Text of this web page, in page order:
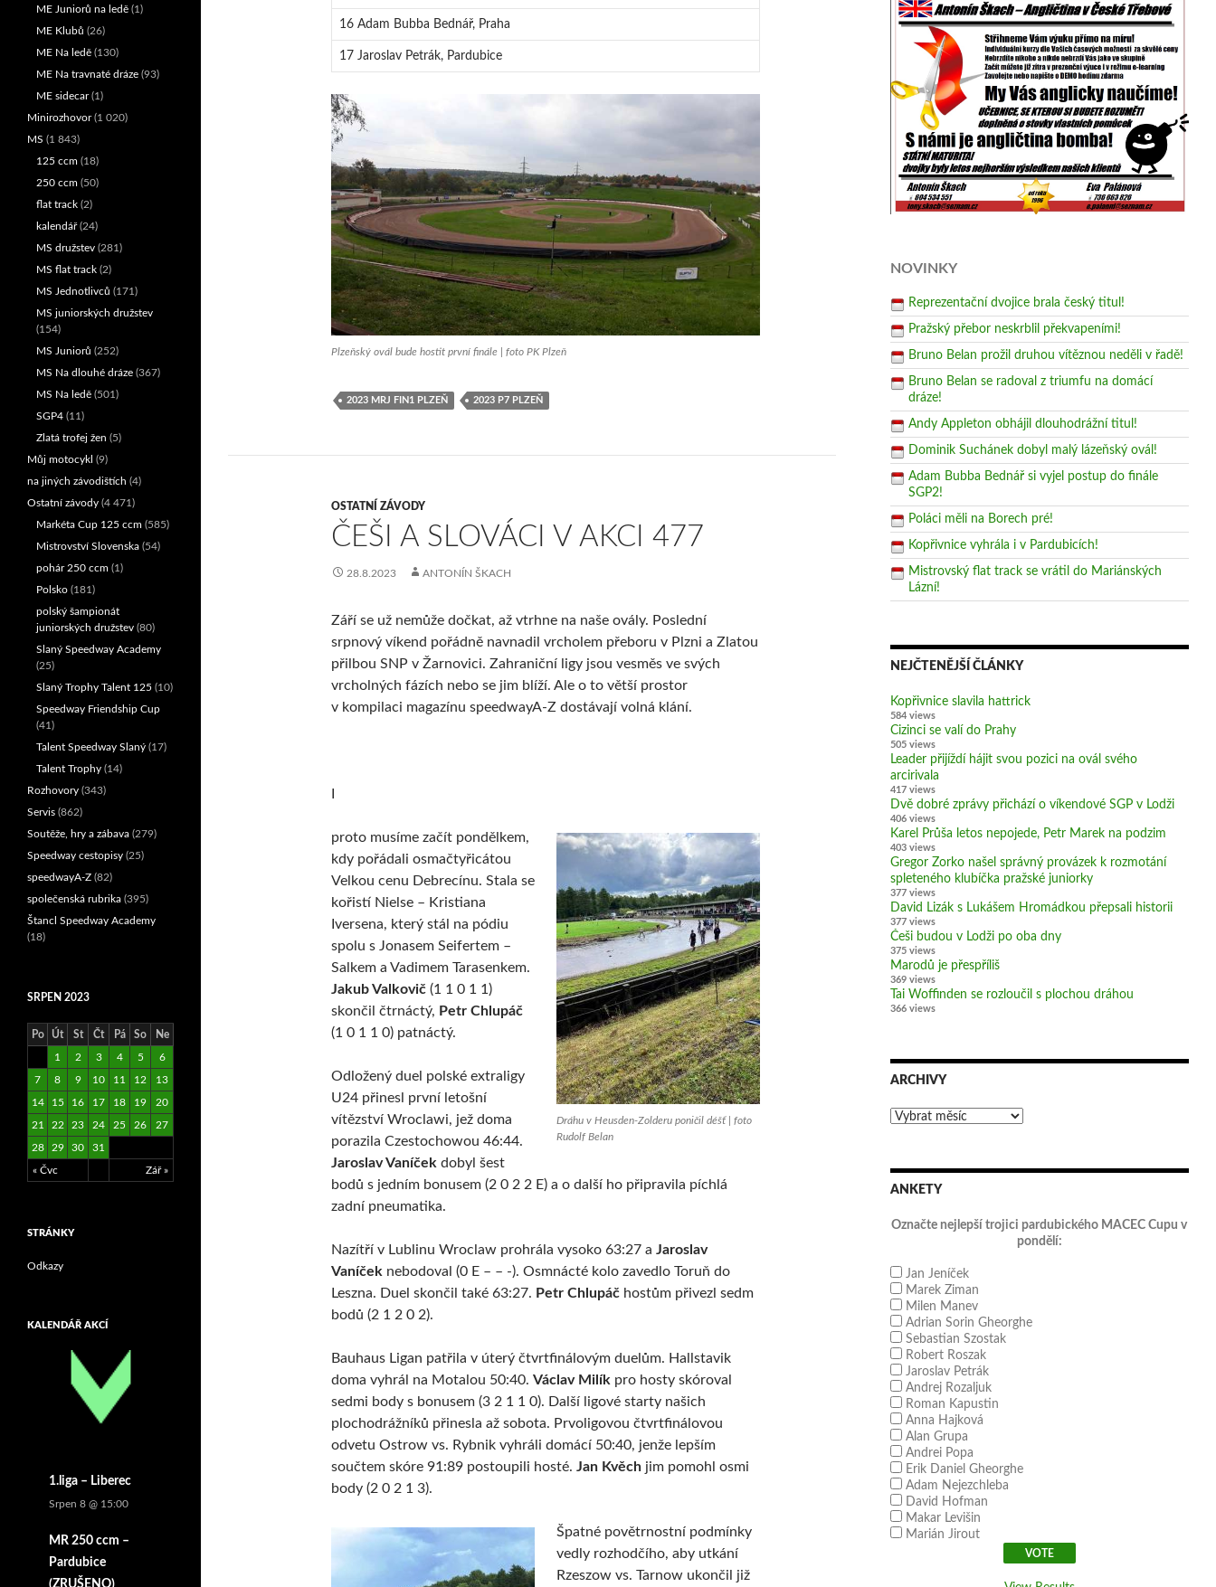
16 Adam Bubba Bednář, Praha
17 Jaroslav Petrák, Pardubice
Plzeňský ovál bude hostit první finále | foto PK Plzeň
2023 MRJ FIN1 PLZEŇ 2023 P7 PLZEŇ
OSTATNÍ ZÁVODY
ČEŠI A SLOVÁCI V AKCI 477
28.8.2023 ANTONÍN ŠKACH
Září se už nemůže dočkat, až vtrhne na naše ovály. Poslední
srpnový víkend pořádně navnadil vrcholem přeboru v Plzni a Zlatou
přilbou SNP v Žarnovici. Zahraniční ligy jsou vesměs ve svých
vrcholných fázích nebo se jim blíží. Ale o to větší prostor
v kompilaci magazínu speedwayA-Z dostávají volná klání.
Dráhu v Heusden-Zolderu poničil déšť | foto
Rudolf Belan
proto musíme začít pondělkem,
kdy pořádali osmačtyřicátou
Velkou cenu Debrecínu. Stala se
kořistí Nielse – Kristiana
Iversena, který stál na pódiu
spolu s Jonasem Seifertem –
Salkem a Vadimem Tarasenkem.
Jakub Valkovič(1 1 0 1 1)
skončil čtrnáctý, Petr Chlupáč
(1 0 1 1 0) patnáctý.
Odložený duel polské extraligy
U24 přinesl první letošní
vítězství Wroclawi, jež doma
porazila Czestochowou 46:44.
Jaroslav Vaníček dobyl šest
bodů s jedním bonusem (2 0 2 2 E) a o další ho připravila píchlá
zadní pneumatika.
Nazítří v Lublinu Wroclaw prohrála vysoko 63:27 a Jaroslav
Vaníček nebodoval (0 E – – -). Osmnácté kolo zavedlo Toruň do
Leszna. Duel skončil také 63:27. Petr Chlupáčhostům přivezl sedm
bodů (2 1 2 0 2).
Bauhaus Ligan patřila v úterý čtvrtfinálovým duelům. Hallstavik
doma vyhrál na Motalou 50:40. Václav Milík pro hosty skóroval
sedmi body s bonusem (3 2 1 1 0). Další ligové starty našich
plochodrážníků přinesla až sobota. Prvoligovou čtvrtfinálovou
odvetu Ostrow vs. Rybnik vyhráli domácí 50:40, jenže lepším
součtem skóre 91:89 postoupili hosté. Jan Kvěchjim pomohl osmi
body (2 0 2 1 3).
Špatné povětrnostní podmínky
vedly rozhodčího, aby utkání
Rzeszow vs. Tarnow ukončil již
NOVINKY
Reprezentační dvojice brala český titul!
Pražský přebor neskrblil překvapeními!
Bruno Belan prožil druhou vítěznou neděli v řadě!
Bruno Belan se radoval z triumfu na domácí
dráze!
Andy Appleton obhájil dlouhodrážní titul!
Dominik Suchánek dobyl malý lázeňský ovál!
Adam Bubba Bednář si vyjel postup do finále
SGP2!
Poláci měli na Borech pré!
Kopřivnice vyhrála i v Pardubicích!
Mistrovský flat track se vrátil do Mariánských
Lázní!
NEJČTENĚJŠÍ ČLÁNKY
Kopřivnice slavila hattrick
584 views
Cizinci se valí do Prahy
505 views
Leader přijíždí hájit svou pozici na ovál svého
arcirivala
417 views
Dvě dobré zprávy přichází o víkendové SGP v Lodži
406 views
Karel Průša letos nepojede, Petr Marek na podzim
403 views
Gregor Zorko našel správný provázek k rozmotání
spleteného klubíčka pražské juniorky
377 views
David Lizák s Lukášem Hromádkou přepsali historii
377 views
Češi budou v Lodži po oba dny
375 views
Marodů je přespříliš
369 views
Tai Woffinden se rozloučil s plochou dráhou
366 views
ARCHIVY
Archivy
ANKETY
Označte nejlepší trojici pardubického MACEC Cupu v
pondělí:
Jan Jeníček
Marek Ziman
Milen Manev
Adrian Sorin Gheorghe
Sebastian Szostak
Robert Roszak
Jaroslav Petrák
Andrej Rozaljuk
Roman Kapustin
Anna Hajková
Alan Grupa
Andrei Popa
Erik Daniel Gheorghe
Adam Nejezchleba
David Hofman
Makar Levišin
Marián Jirout
ME Juniorů na ledě (1)
ME Klubů (26)
ME Na ledě (130)
ME Na travnaté dráze (93)
ME sidecar(1)
Minirozhovor(1 020)
MS (1 843)
125 ccm (18)
250 ccm (50)
flat track (2)
kalendář(24)
MS družstev (281)
MS flat track (2)
MS Jednotlivců (171)
MS juniorských družstev
(154)
MS Juniorů (252)
MS Na dlouhé dráze (367)
MS Na ledě (501)
SGP4 (11)
Zlatá trofej žen (5)
Můj motocykl (9)
na jiných závodištích (4)
Ostatní závody (4 471)
Markéta Cup 125 ccm (585)
Mistrovství Slovenska (54)
pohár 250 ccm (1)
Polsko (181)
polský šampionát
juniorských družstev (80)
Slaný Speedway Academy
(25)
Slaný Trophy Talent 125 (10)
Speedway Friendship Cup
(41)
Talent Speedway Slaný (17)
Talent Trophy (14)
Rozhovory (343)
Servis (862)
Soutěže, hry a zábava (279)
Speedway cestopisy (25)
speedwayA-Z (82)
společenská rubrika (395)
Štancl Speedway Academy
(18)
SRPEN 2023
Po Út St Čt Pá So Ne
« Čvc Zář »
1 2 3 4 5 6
7 8 9 10 11 12 13
14 15 16 17 18 19 20
21 22 23 24 25 26 27
28 29 30 31
STRÁNKY
Odkazy
KALENDÁŘ AKCÍ
1.liga – Liberec
Srpen 8 @ 15:00
MR 250 ccm –
Pardubice
(ZRUŠENO)